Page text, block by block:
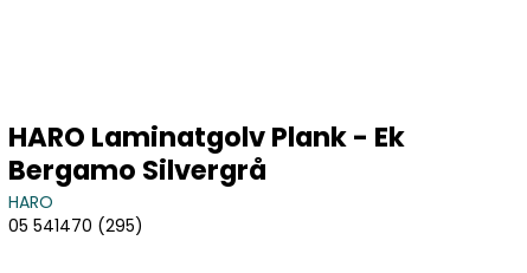
HARO Laminatgolv Plank - Ek
Bergamo Silvergrå
HARO
05 541470 (295)